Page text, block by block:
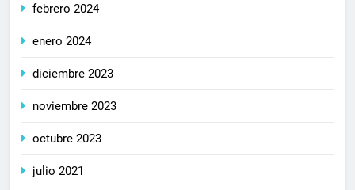
febrero 2024
enero 2024
diciembre 2023
noviembre 2023
octubre 2023
julio 2021